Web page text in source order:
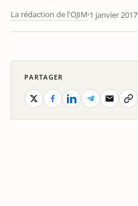
La rédaction de l'OJIM 1 janvier 2017
PARTAGER